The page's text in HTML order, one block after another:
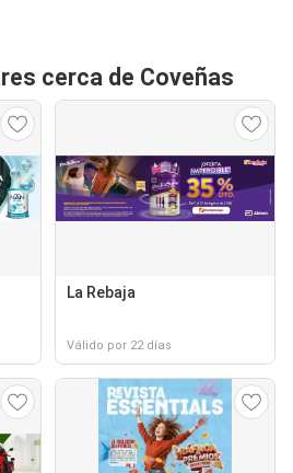
cerca de Coveñas
La Rebaja
Válido por 22 días